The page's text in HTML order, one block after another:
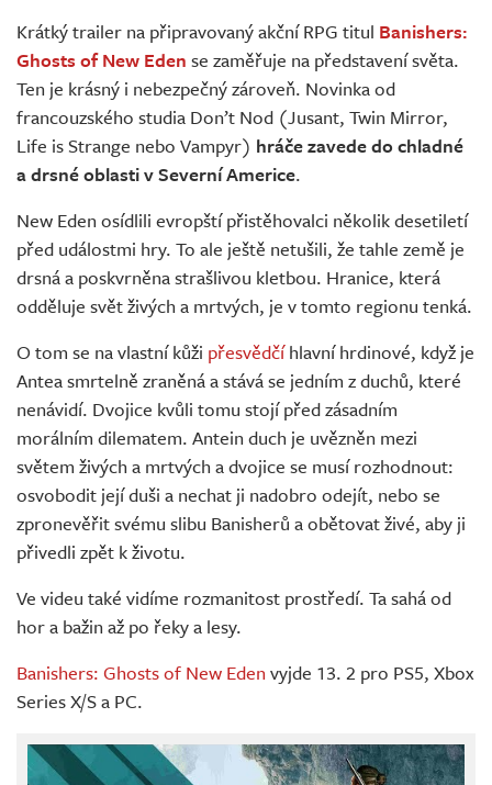
Živě
Krátký trailer na připravovaný akční RPG titul Banishers:
Ghosts of New Eden se zaměřuje na představení světa.
Ten je krásný i nebezpečný zároveň. Novinka od
francouzského studia Don’t Nod (Jusant, Twin Mirror,
Life is Strange nebo Vampyr) hráče zavede do chladné
a drsné oblasti v Severní Americe.
New Eden osídlili evropští přistěhovalci několik desetiletí
před událostmi hry. To ale ještě netušili, že tahle země je
drsná a poskvrněna strašlivou kletbou. Hranice, která
odděluje svět živých a mrtvých, je v tomto regionu tenká.
O tom se na vlastní kůži přesvědčíhlavní hrdinové, když je
Antea smrtelně zraněná a stává se jedním z duchů, které
nenávidí. Dvojice kvůli tomu stojí před zásadním
morálním dilematem. Antein duch je uvězněn mezi
světem živých a mrtvých a dvojice se musí rozhodnout:
osvobodit její duši a nechat ji nadobro odejít, nebo se
zpronevěřit svému slibu Banisherů a obětovat živé, aby ji
přivedli zpět k životu.
Ve videu také vidíme rozmanitost prostředí. Ta sahá od
hor a bažin až po řeky a lesy.
Banishers: Ghosts of New Eden vyjde 13. 2 pro PS5, Xbox
Series X/S a PC.